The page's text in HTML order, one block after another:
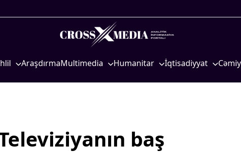
AraşdırmaMultimedia Humanitar
Mədəniyyətimizin Zəfəri
İqtisadiyyat
baş